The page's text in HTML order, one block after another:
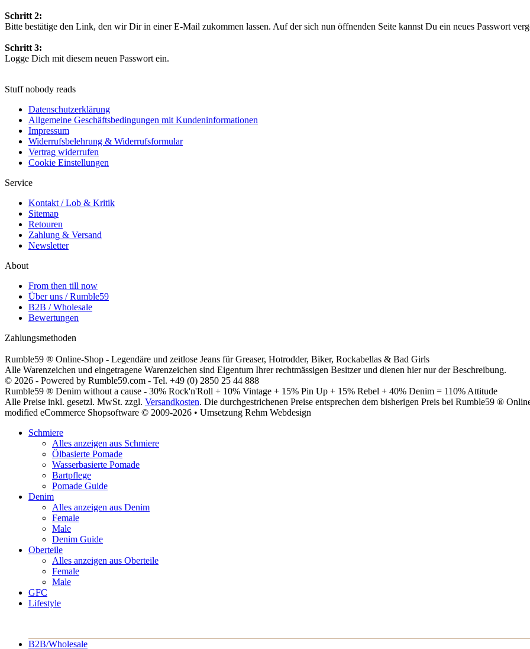
Schritt 2:
Bitte bestätige den Link, den wir Dir in einer E-Mail zukommen lassen. Auf der sich nun öffnenden Seite kannst Du ein neues Passwort
Schritt 3:
Logge Dich mit diesem neuen Passwort ein.
Stuff nobody reads
Datenschutzerklärung
Allgemeine Geschäftsbedingungen mit Kundeninformationen
Impressum
Widerrufsbelehrung & Widerrufsformular
Vertrag widerrufen
Cookie Einstellungen
Service
Kontakt / Lob & Kritik
Sitemap
Retouren
Zahlung & Versand
Newsletter
About
From then till now
Über uns / Rumble59
B2B / Wholesale
Bewertungen
Zahlungsmethoden
Rumble59 ® Online-Shop - Legendäre und zeitlose Jeans für Greaser, Hotrodder, Biker, Rockabellas & Bad Girls
Alle Warenzeichen und eingetragene Warenzeichen sind Eigentum Ihrer rechtmässigen Besitzer und dienen hier nur der Beschreibung.
© 2026 - Powered by Rumble59.com - Tel. +49 (0) 2850 25 44 888
Rumble59 ® Denim without a cause - 30% Rock'n'Roll + 10% Vintage + 15% Pin Up + 15% Rebel + 40% Denim = 110% Attitude
Alle Preise inkl. gesetzl. MwSt. zzgl. Versandkosten. Die durchgestrichenen Preise entsprechen dem bisherigen Preis bei Rumble59 ®
modified eCommerce Shopsoftware © 2009-2026 • Umsetzung Rehm Webdesign
Schmiere
Alles anzeigen aus Schmiere
Ölbasierte Pomade
Wasserbasierte Pomade
Bartpflege
Pomade Guide
Denim
Alles anzeigen aus Denim
Female
Male
Denim Guide
Oberteile
Alles anzeigen aus Oberteile
Female
Male
GFC
Lifestyle
B2B/Wholesale